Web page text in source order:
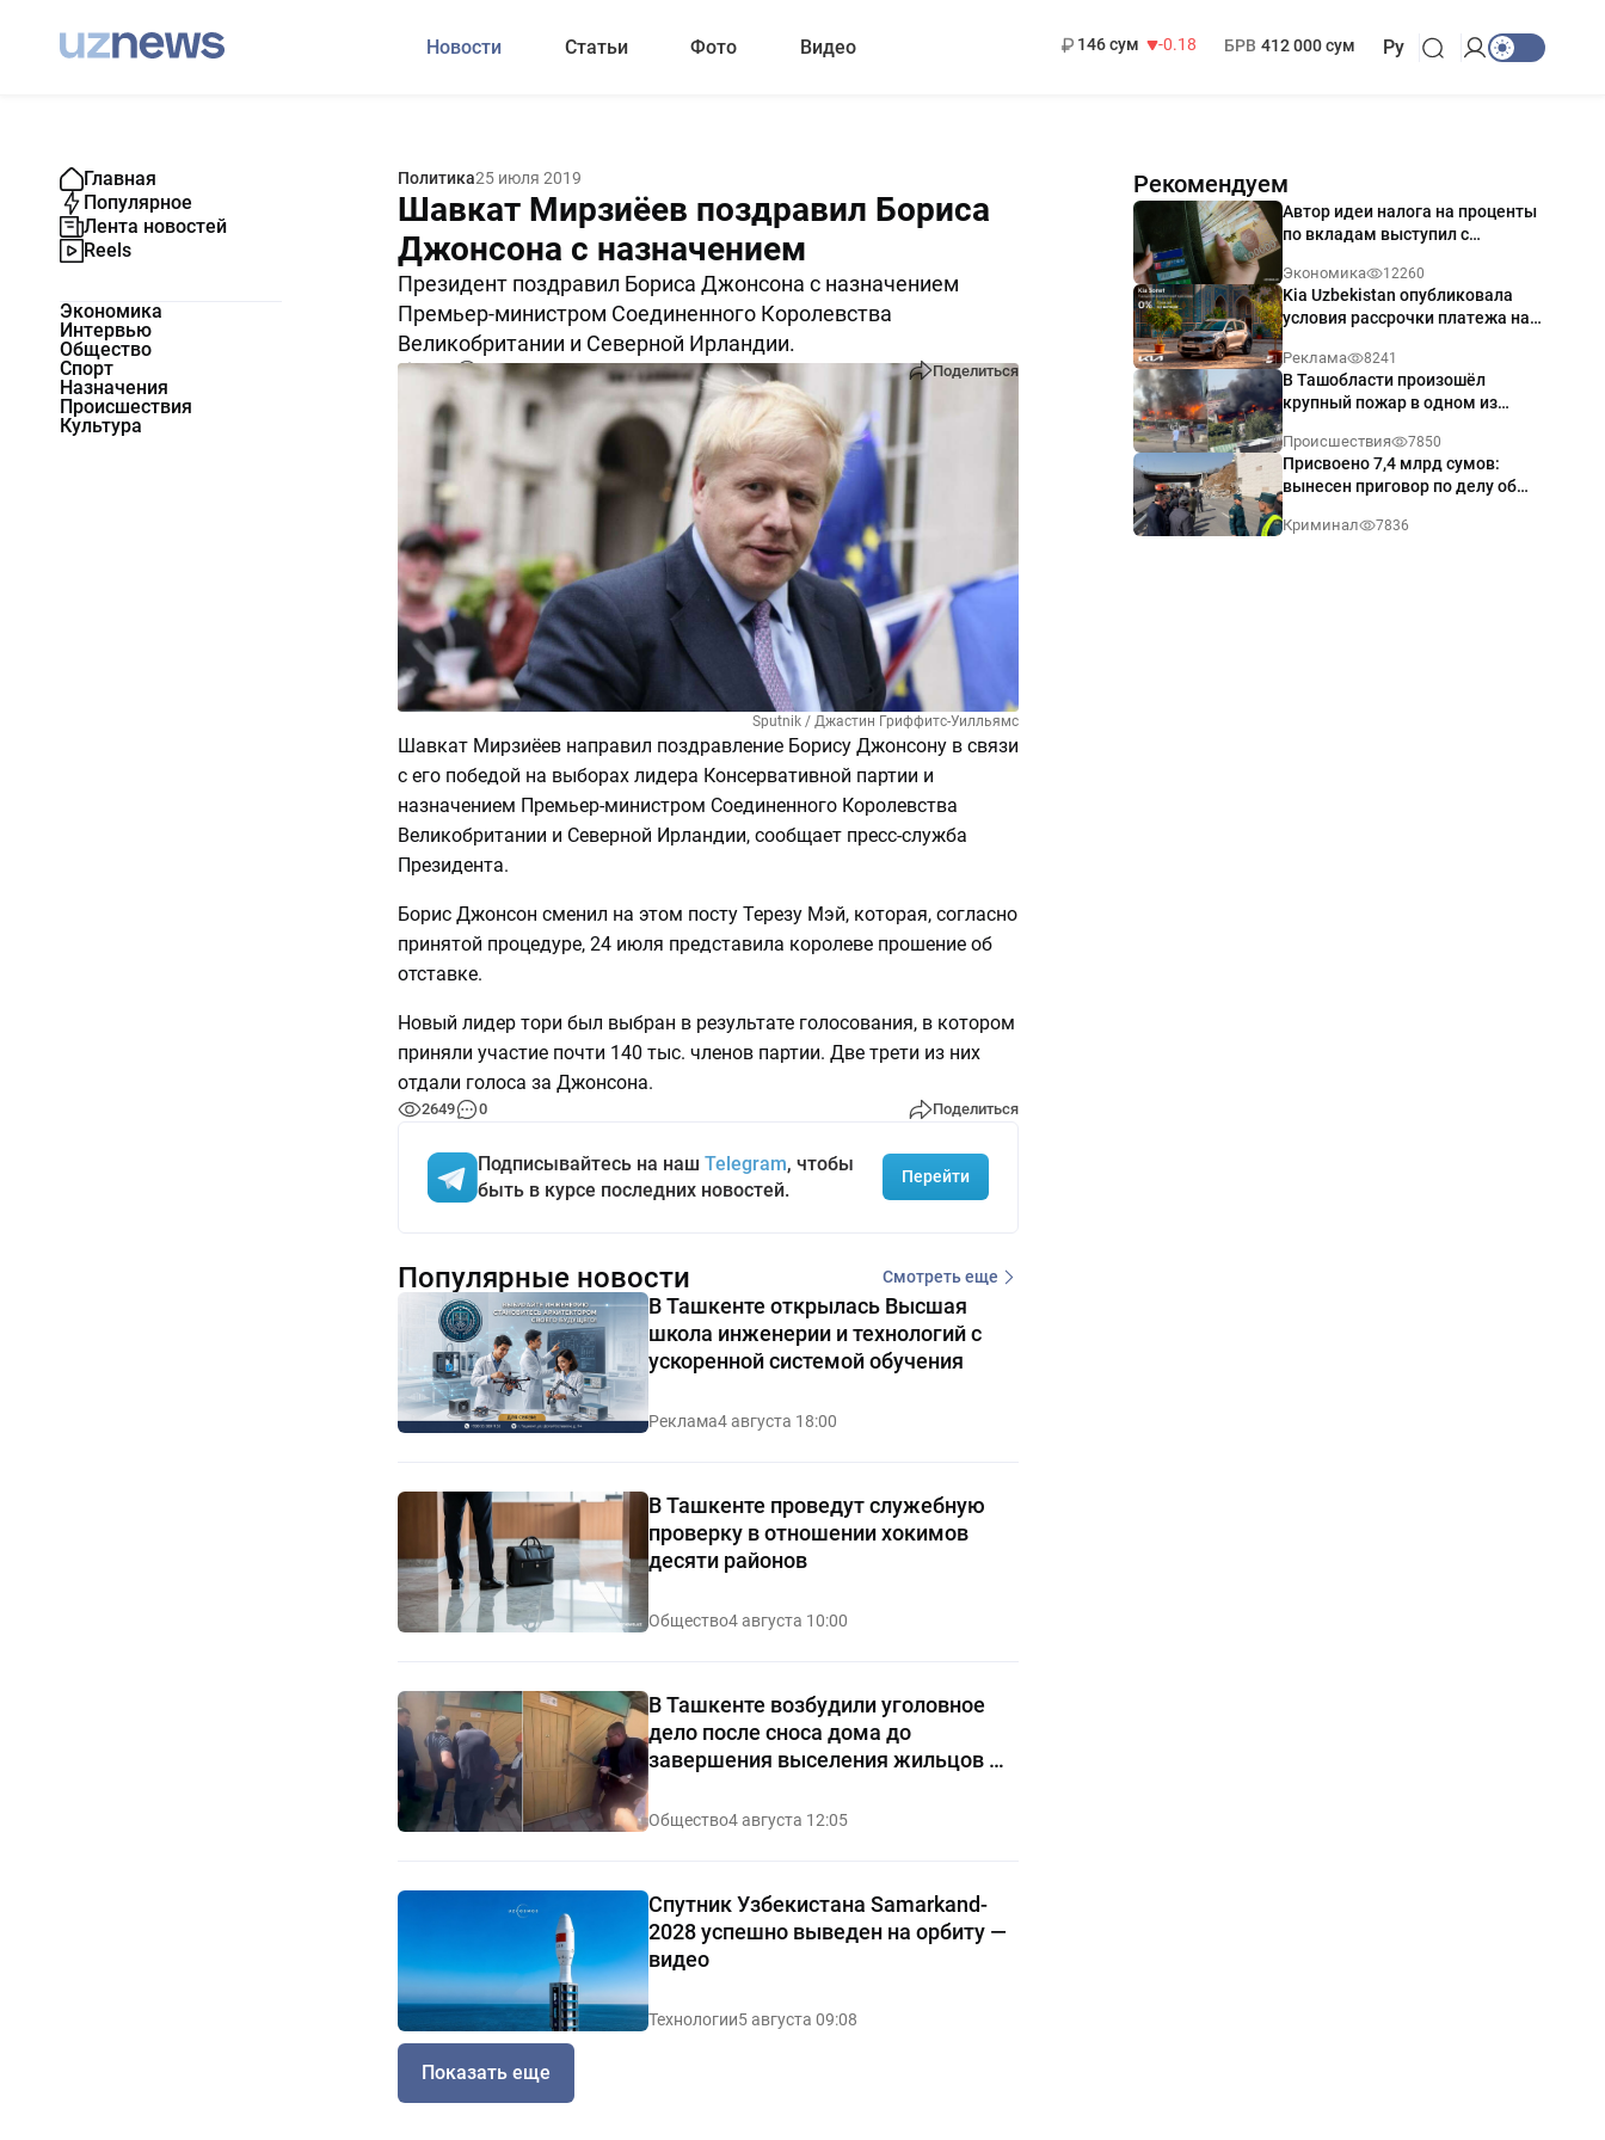
Новости Статьи Фото Видео
146 сум
-0.18
БРВ 412 000 сум Ру
Главная
Популярное
Лента новостей
Reels
Экономика
Интервью
Общество
Спорт
Назначения
Происшествия
Культура
Политика25 июля 2019
Шавкат Мирзиёев поздравил Бориса
Джонсона с назначением
Президент поздравил Бориса Джонсона с назначением
Премьер-министром Соединенного Королевства
Великобритании и Северной Ирландии.
2649 0 Поделиться
Sputnik / Джастин Гриффитс-Уилльямс
Шавкат Мирзиёев направил поздравление Борису Джонсону в связи
с его победой на выборах лидера Консервативной партии и
назначением Премьер-министром Соединенного Королевства
Великобритании и Северной Ирландии, сообщает пресс-служба
Президента.
Борис Джонсон сменил на этом посту Терезу Мэй, которая, согласно
принятой процедуре, 24 июля представила королеве прошение об
отставке.
Новый лидер тори был выбран в результате голосования, в котором
приняли участие почти 140 тыс. членов партии. Две трети из них
отдали голоса за Джонсона.
2649 0 Поделиться
Подписывайтесь на наш Telegram, чтобы
быть в курсе последних новостей.
Перейти
Рекомендуем
Автор идеи налога на проценты
по вкладам выступил с
Экономика 12260
Kia Uzbekistan опубликовала
условия рассрочки платежа на
годовых
Реклама 8241
В Ташобласти произошёл
крупный пожар в одном из
Происшествия 7850
Присвоено 7,4 млрд сумов:
вынесен приговор по делу об
Ташкенте
Криминал 7836
Популярные новости Смотреть еще
В Ташкенте открылась Высшая
школа инженерии и технологий с
ускоренной системой обучения
Реклама4 августа 18:00
В Ташкенте проведут служебную
проверку в отношении хокимов
десяти районов
Общество4 августа 10:00
В Ташкенте возбудили уголовное
дело после сноса дома до
завершения выселения жильцов —
видео
Общество4 августа 12:05
Спутник Узбекистана Samarkand-
2028 успешно выведен на орбиту —
видео
Технологии5 августа 09:08
Показать еще